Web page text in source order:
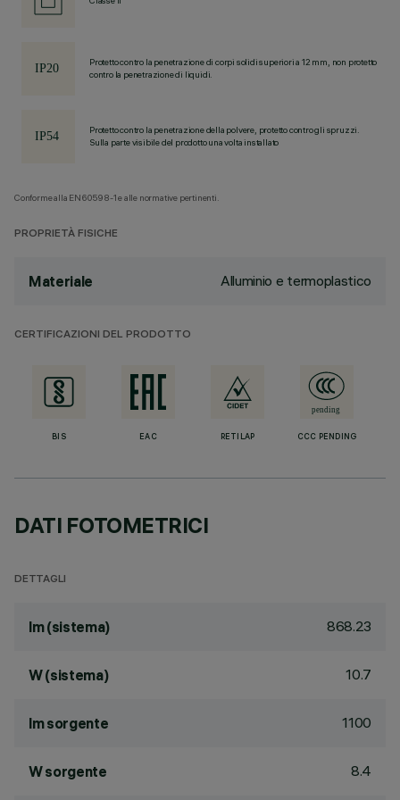
Protetto contro la penetrazione di corpi solidi superiori a 12 mm, non protetto
contro la penetrazione di liquidi.
Protetto contro la penetrazione della polvere, protetto contro gli spruzzi.
Sulla parte visibile del prodotto una volta installato
Conforme alla EN60598-1 e alle normative pertinenti.
PROPRIETÀ FISICHE
Materiale Alluminio e termoplastico
CERTIFICAZIONI DEL PRODOTTO
BIS EAC RETILAP CCC PENDING
DATI FOTOMETRICI
DETTAGLI
lm (sistema) 868.23
W (sistema) 10.7
lm sorgente 1100
W sorgente 8.4